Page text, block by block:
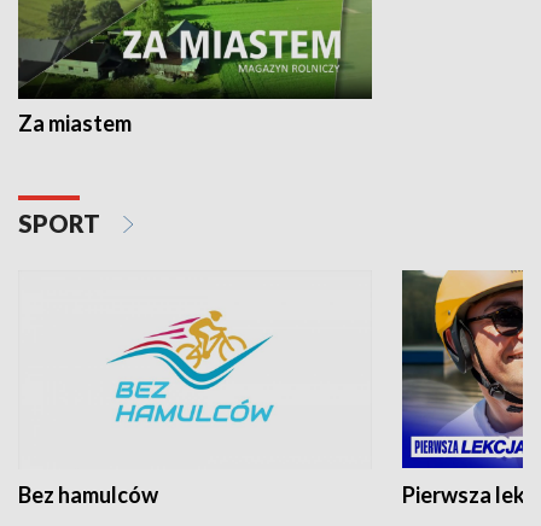
Za miastem
SPORT
Bez hamulców Pierwsza